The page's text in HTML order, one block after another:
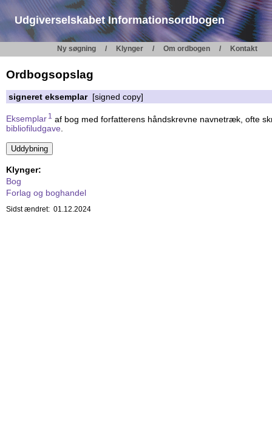
Udgiverselskabet Informationsordbogen
Ny søgning Klynger Om ordbogen Kontakt
Ordbogsopslag
signeret eksemplar[signed copy]
Eksemplar 1
af bog med forfatterens håndskrevne navnetræk, ofte
bibliofiludgave.
Klynger:
Bog
Forlag og boghandel
Sidst ændret: 01.12.2024